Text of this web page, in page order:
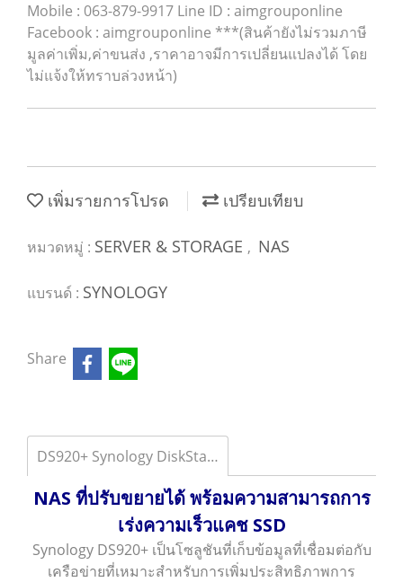
Mobile : 063-879-9917 Line ID : aimgrouponline
Facebook : aimgrouponline ***(สินค้ายังไม่รวมภาษี
มูลค่าเพิ่ม,ค่าขนส่ง ,ราคาอาจมีการเปลี่ยนแปลงได้ โดย
ไม่แจ้งให้ทราบล่วงหน้า)
เพิ่มรายการโปรด เปรียบเทียบ
หมวดหมู่ : SERVER & STORAGE , NAS
แบรนด์ : SYNOLOGY
Share
DS920+ Synology DiskStation DS920+
NAS ที่ปรับขยายได้ พร้อมความสามารถการ
เร่งความเร็วแคช SSD
Synology DS920+ เป็นโซลูชันที่เก็บข้อมูลที่เชื่อมต่อกับ
เครือข่ายที่เหมาะสำหรับการเพิ่มประสิทธิภาพการ